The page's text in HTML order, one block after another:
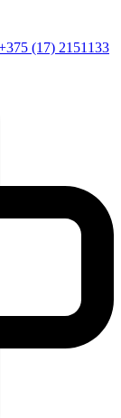
(17) 2151133